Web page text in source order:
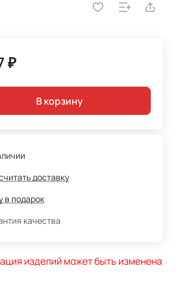
₽
В корзину
доставку
в подарок
качества
изделий может быть изменена